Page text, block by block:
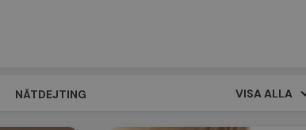
NÄTDEJTING VISA ALLA